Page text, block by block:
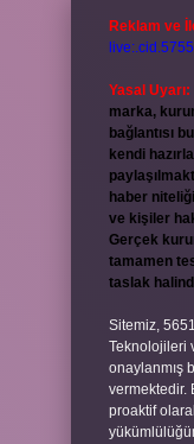
Reklam ve
Yasal Uyarı:
marka,
bağlantısı
kendi
haber
ve kişiler
Gerçek
tamamen
taslak
Sitemiz,
Teknolojileri
onaylanmış
vermektedir.
proaktif